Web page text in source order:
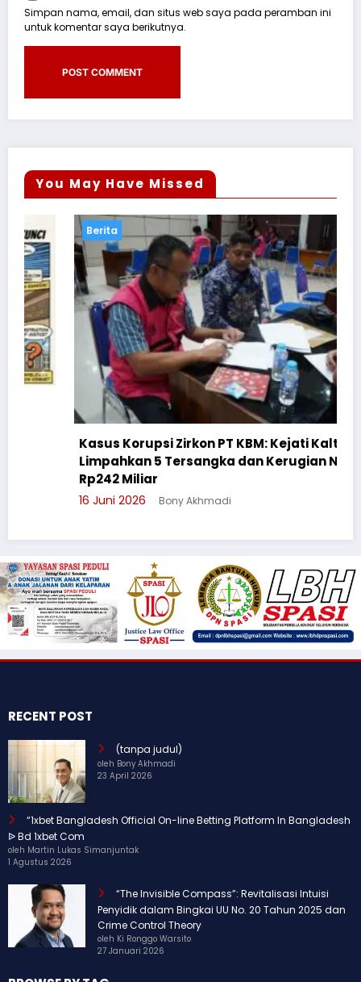
Simpan nama, email, dan situs web saya pada peramban ini
untuk komentar saya berikutnya.
You May Have Missed
Berita
Kasus Korupsi Zirkon PT KBM: Kejati Kalteng
Limpahkan 5 Tersangka dan Kerugian Negara
Rp242 Miliar
16 Juni 2026 Bony Akhmadi
RECENT POST
(tanpa judul)
oleh Bony Akhmadi
23 April 2026
“1xbet Bangladesh Official On-line Betting Platform In Bangladesh
ᐉ Bd 1xbet Com
oleh Martin Lukas Simanjuntak
1 Agustus 2026
“The Invisible Compass”: Revitalisasi Intuisi
Penyidik dalam Bingkai UU No. 20 Tahun 2025 dan
Crime Control Theory
oleh Ki Ronggo Warsito
27 Januari 2026